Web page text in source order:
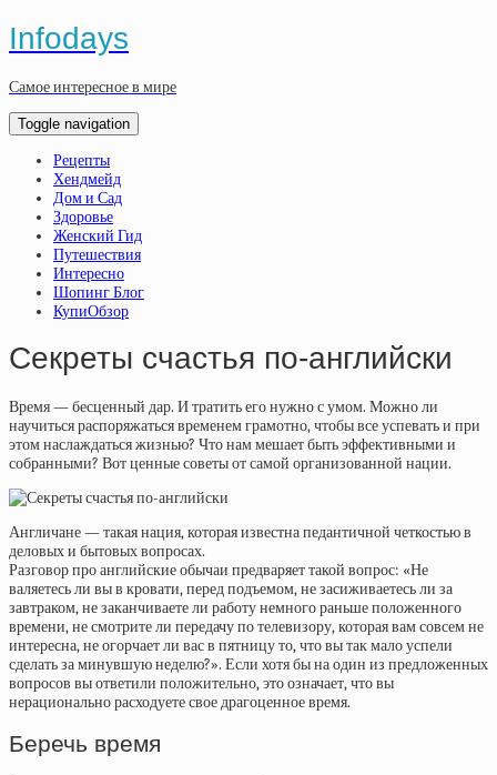
Infodays
Самое интересное в мире
Toggle navigation
Рецепты
Хендмейд
Дом и Сад
Здоровье
Женский Гид
Путешествия
Интересно
Шопинг Блог
КупиОбзор
Секреты счастья по-английски
Время — бесценный дар. И тратить его нужно с умом. Можно ли
научиться распоряжаться временем грамотно, чтобы все успевать и при
этом наслаждаться жизнью? Что нам мешает быть эффективными и
собранными? Вот ценные советы от самой организованной нации.
Англичане — такая нация, которая известна педантичной четкостью в
деловых и бытовых вопросах.
Разговор про английские обычаи предваряет такой вопрос: «Не
валяетесь ли вы в кровати, перед подъемом, не засиживаетесь ли за
завтраком, не заканчиваете ли работу немного раньше положенного
времени, не смотрите ли передачу по телевизору, которая вам совсем не
интересна, не огорчает ли вас в пятницу то, что вы так мало успели
сделать за минувшую неделю?». Если хотя бы на один из предложенных
вопросов вы ответили положительно, это означает, что вы
нерационально расходуете свое драгоценное время.
Беречь время